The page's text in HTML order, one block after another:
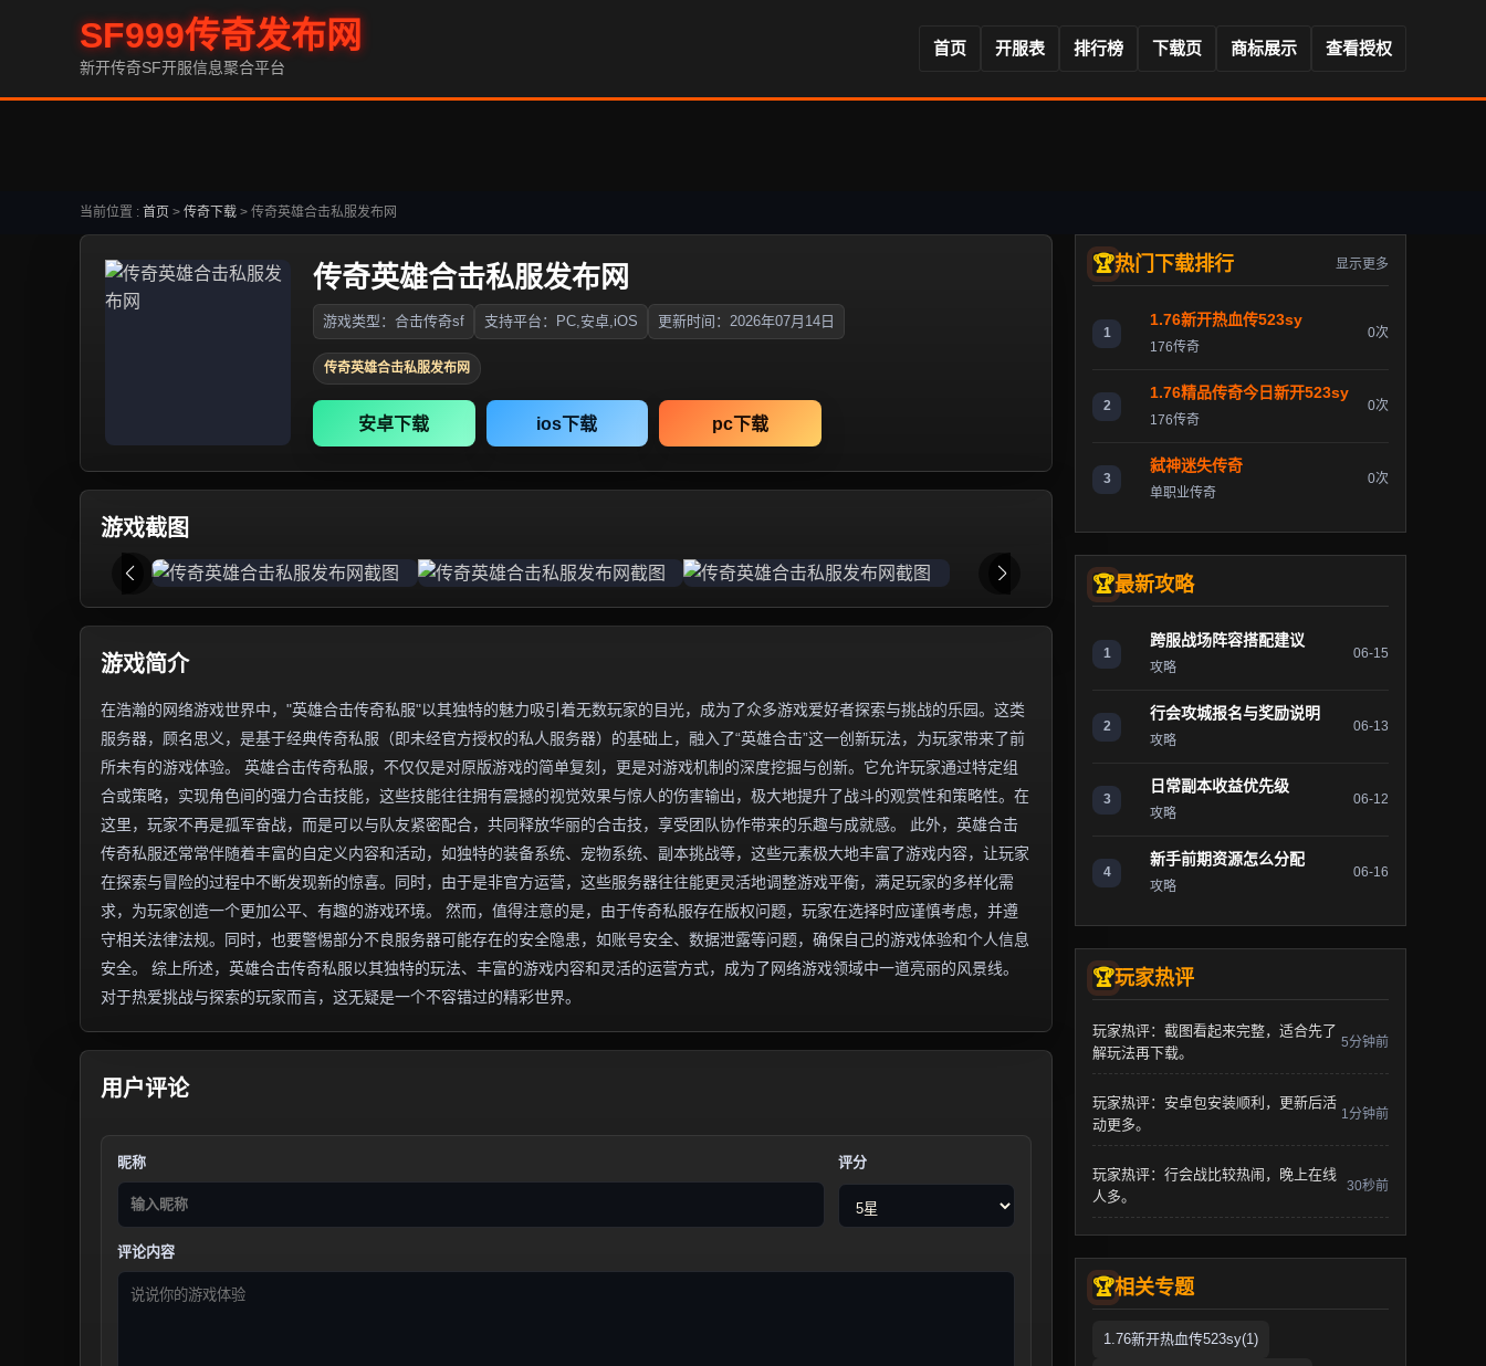
SF999传奇发布网
新开传奇SF开服信息聚合平台
首页 开服表 排行榜 下载页 商标展示 查看授权
当前位置 : 首页 > 传奇下载 > 传奇英雄合击私服发布网
传奇英雄合击私服发布网
游戏类型：合击传奇sf 支持平台：PC,安卓,iOS 更新时间：2026年07月14日
传奇英雄合击私服发布网
安卓下载 ios下载 pc下载
游戏截图
游戏简介
在浩瀚的网络游戏世界中，"英雄合击传奇私服"以其独特的魅力吸引着无数玩家的目光，成为了众多游戏爱好者探索与挑战的乐园。这类
服务器，顾名思义，是基于经典传奇私服（即未经官方授权的私人服务器）的基础上，融入了“英雄合击”这一创新玩法，为玩家带来了前
所未有的游戏体验。 英雄合击传奇私服，不仅仅是对原版游戏的简单复刻，更是对游戏机制的深度挖掘与创新。它允许玩家通过特定组
合或策略，实现角色间的强力合击技能，这些技能往往拥有震撼的视觉效果与惊人的伤害输出，极大地提升了战斗的观赏性和策略性。在
这里，玩家不再是孤军奋战，而是可以与队友紧密配合，共同释放华丽的合击技，享受团队协作带来的乐趣与成就感。 此外，英雄合击
传奇私服还常常伴随着丰富的自定义内容和活动，如独特的装备系统、宠物系统、副本挑战等，这些元素极大地丰富了游戏内容，让玩家
在探索与冒险的过程中不断发现新的惊喜。同时，由于是非官方运营，这些服务器往往能更灵活地调整游戏平衡，满足玩家的多样化需
求，为玩家创造一个更加公平、有趣的游戏环境。 然而，值得注意的是，由于传奇私服存在版权问题，玩家在选择时应谨慎考虑，并遵
守相关法律法规。同时，也要警惕部分不良服务器可能存在的安全隐患，如账号安全、数据泄露等问题，确保自己的游戏体验和个人信息
安全。 综上所述，英雄合击传奇私服以其独特的玩法、丰富的游戏内容和灵活的运营方式，成为了网络游戏领域中一道亮丽的风景线。
对于热爱挑战与探索的玩家而言，这无疑是一个不容错过的精彩世界。
用户评论
昵称 评分
评论内容
热门下载排行 显示更多
1
1.76新开热血传523sy
176传奇
0次
2
1.76精品传奇今日新开523sy
176传奇
0次
3
弑神迷失传奇
单职业传奇
0次
最新攻略
1
跨服战场阵容搭配建议
攻略
06-15
2
行会攻城报名与奖励说明
攻略
06-13
3
日常副本收益优先级
攻略
06-12
4
新手前期资源怎么分配
攻略
06-16
玩家热评
玩家热评：截图看起来完整，适合先了
解玩法再下载。
5分钟前
玩家热评：安卓包安装顺利，更新后活
动更多。
1分钟前
玩家热评：行会战比较热闹，晚上在线
人多。
30秒前
相关专题
1.76新开热血传523sy(1)